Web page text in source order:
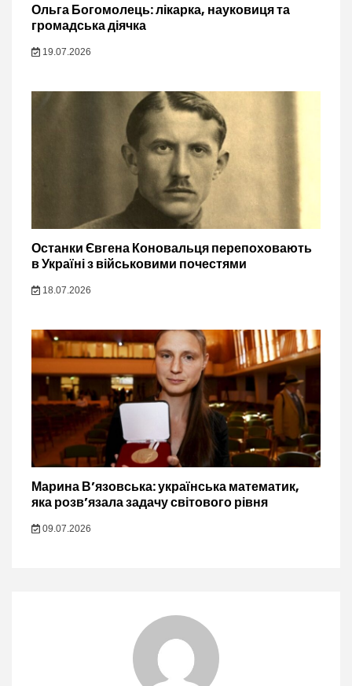
Ольга Богомолець: лікарка, науковиця та
громадська діячка
19.07.2026
Останки Євгена Коновальця перепоховають
в Україні з військовими почестями
18.07.2026
Марина В’язовська: українська математик,
яка розв’язала задачу світового рівня
09.07.2026